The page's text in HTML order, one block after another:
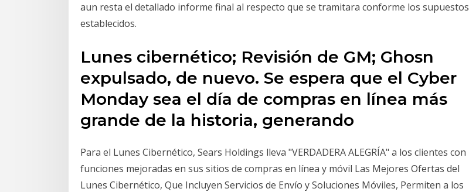
aun resta el detallado informe final al respecto que se tramitara conforme los supuestos
establecidos.
Lunes cibernético; Revisión de GM; Ghosn
expulsado, de nuevo. Se espera que el Cyber
Monday sea el día de compras en línea más
grande de la historia, generando
Para el Lunes Cibernético, Sears Holdings lleva "VERDADERA ALEGRÍA" a los clientes con
funciones mejoradas en sus sitios de compras en línea y móvil Las Mejores Ofertas del
Lunes Cibernético, Que Incluyen Servicios de Envío y Soluciones Móviles, Permiten a los